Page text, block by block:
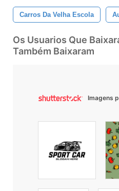
Carros Da Velha Escola
Os Usuarios Que
Também Baixaram
Imagens